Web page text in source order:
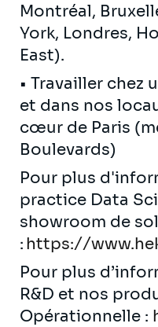
Montréal,
York, Londres,
East).
• Travailler chez
et dans nos
cœur de Paris
Boulevards)
Pour plus
practice Data
showroom de
: https://
Pour plus
R&D et nos
Opérationnelle :